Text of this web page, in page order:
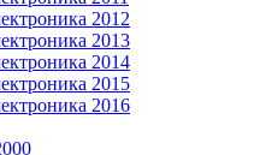
2012
2013
2014
2015
2016